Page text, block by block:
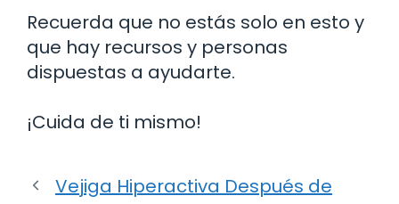
Recuerda que no estás solo en esto y
que hay recursos y personas
dispuestas a ayudarte.
¡Cuida de ti mismo!
Vejiga Hiperactiva Después de